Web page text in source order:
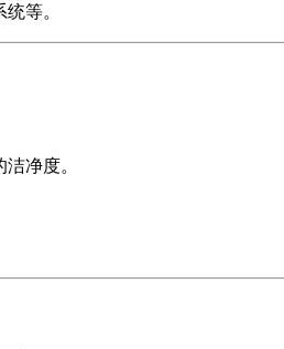
等。
净度。